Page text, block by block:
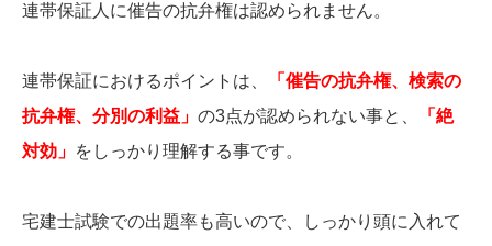
連帯保証人に催告の抗弁権は認められません。
連帯保証におけるポイントは、
「催告の抗弁権、検索の
抗弁権、分別の利益」 の3点が認められない事と、
「絶
対効」 をしっかり理解する事です。
宅建士試験での出題率も高いので、しっかり頭に入れて